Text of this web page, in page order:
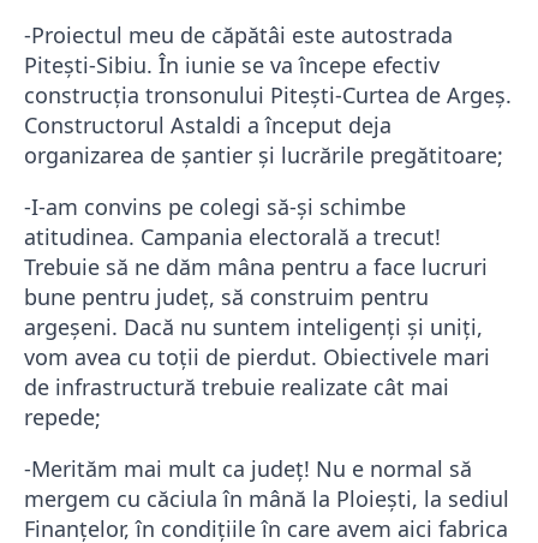
-Proiectul meu de căpătâi este autostrada
Pitești-Sibiu. În iunie se va începe efectiv
construcția tronsonului Pitești-Curtea de Argeș.
Constructorul Astaldi a început deja
organizarea de şantier şi lucrările pregătitoare;
-I-am convins pe colegi să-și schimbe
atitudinea. Campania electorală a trecut!
Trebuie să ne dăm mâna pentru a face lucruri
bune pentru județ, să construim pentru
argeșeni. Dacă nu suntem inteligenți și uniți,
vom avea cu toții de pierdut. Obiectivele mari
de infrastructură trebuie realizate cât mai
repede;
-Merităm mai mult ca județ! Nu e normal să
mergem cu căciula în mână la Ploiești, la sediul
Finanțelor, în condițiile în care avem aici fabrica